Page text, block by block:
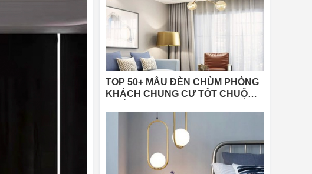
TOP 50+ MẪU ĐÈN CHÙM PHÒNG
KHÁCH CHUNG CƯ TỐT CHUỘNG